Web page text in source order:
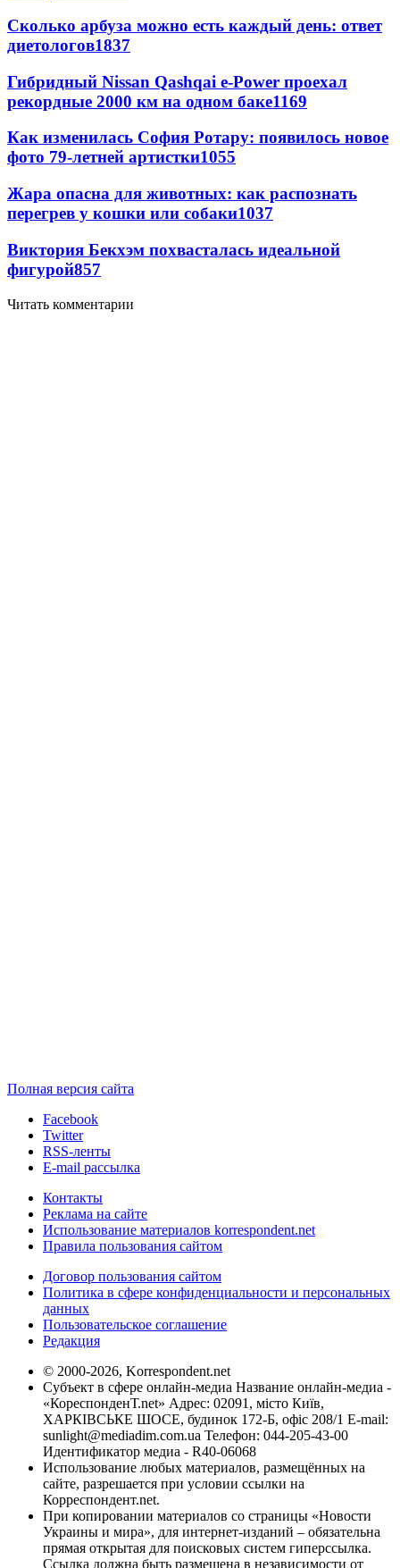
Сколько арбуза можно есть каждый день: ответ
диетологов1837
Гибридный Nissan Qashqai e-Power проехал
рекордные 2000 км на одном баке1169
Как изменилась София Ротару: появилось новое
фото 79-летней артистки1055
Жара опасна для животных: как распознать
перегрев у кошки или собаки1037
Виктория Бекхэм похвасталась идеальной
фигурой857
Читать комментарии
Полная версия сайта
Facebook
Twitter
RSS-ленты
E-mail рассылка
Контакты
Реклама на сайте
Использование материалов korrespondent.net
Правила пользования сайтом
Договор пользования сайтом
Политика в сфере конфиденциальности и персональных
данных
Пользовательское соглашение
Редакция
© 2000-2026, Korrespondent.net
Субъект в сфере онлайн-медиа Название онлайн-медиа -
«КореспонденТ.net» Адрес: 02091, місто Київ,
ХАРКІВСЬКЕ ШОСЕ, будинок 172-Б, офіс 208/1 E-mail:
sunlight@mediadim.com.ua Телефон: 044-205-43-00
Идентификатор медиа - R40-06068
Использование любых материалов, размещённых на
сайте, разрешается при условии ссылки на
Корреспондент.net.
При копировании материалов со страницы «Новости
Украины и мира», для интернет-изданий – обязательна
прямая открытая для поисковых систем гиперссылка.
Ссылка должна быть размещена в независимости от